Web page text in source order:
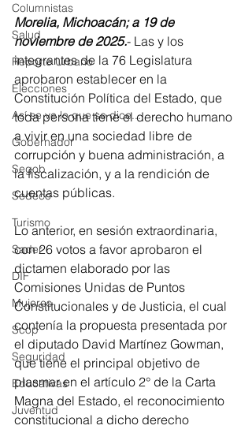
Columnistas
Salud
Reporte Urbano
Elecciones
Así se ve lo que se dice...
Gobernador
Segob
Sedeco
Turismo
Sader
DIF
Mujeres
Scop
Seguridad
Educativas
Juventud
Morelia, Michoacán; a 19 de
noviembre de 2025.- Las y los
integrantes de la 76 Legislatura
aprobaron establecer en la
Constitución Política del Estado, que
toda persona tiene el derecho humano
a vivir en una sociedad libre de
corrupción y buena administración, a
la fiscalización, y a la rendición de
cuentas públicas.
Lo anterior, en sesión extraordinaria,
con 26 votos a favor aprobaron el
dictamen elaborado por las
Comisiones Unidas de Puntos
Constitucionales y de Justicia, el cual
contenía la propuesta presentada por
el diputado David Martínez Gowman,
que tiene el principal objetivo de
plasmar en el artículo 2° de la Carta
Magna del Estado, el reconocimiento
constitucional a dicho derecho